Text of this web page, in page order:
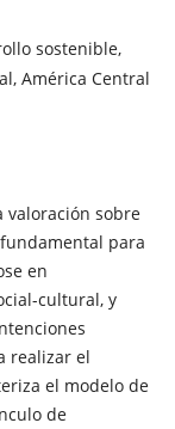
sostenible,
América Central
valoración sobre
para
en
cultural, y
realizar el
el modelo de
de